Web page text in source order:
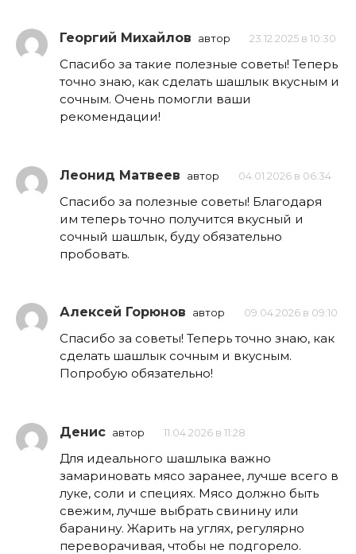
Георгий Михайлов автор 23.12.2025 в 10:30
Спасибо за такие полезные советы! Теперь
точно знаю, как сделать шашлык вкусным и
сочным. Очень помогли ваши
рекомендации!
Леонид Матвеев автор 04.01.2026 в 06:34
Спасибо за полезные советы! Благодаря
им теперь точно получится вкусный и
сочный шашлык, буду обязательно
пробовать.
Алексей Горюнов автор 09.04.2026 в 09:10
Спасибо за советы! Теперь точно знаю, как
сделать шашлык сочным и вкусным.
Попробую обязательно!
Денис автор 11.04.2026 в 11:28
Для идеального шашлыка важно
замариновать мясо заранее, лучше всего в
луке, соли и специях. Мясо должно быть
свежим, лучше выбрать свинину или
баранину. Жарить на углях, регулярно
переворачивая, чтобы не подгорело.